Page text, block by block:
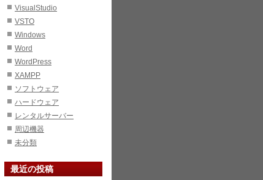
VisualStudio
VSTO
Windows
Word
WordPress
XAMPP
ソフトウェア
ハードウェア
レンタルサーバー
周辺機器
未分類
最近の投稿